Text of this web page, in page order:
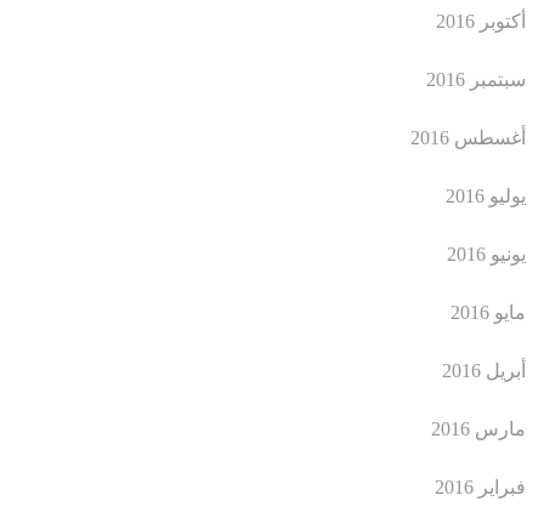
أكتوبر 2016
سبتمبر 2016
أغسطس 2016
يوليو 2016
يونيو 2016
مايو 2016
أبريل 2016
مارس 2016
فبراير 2016